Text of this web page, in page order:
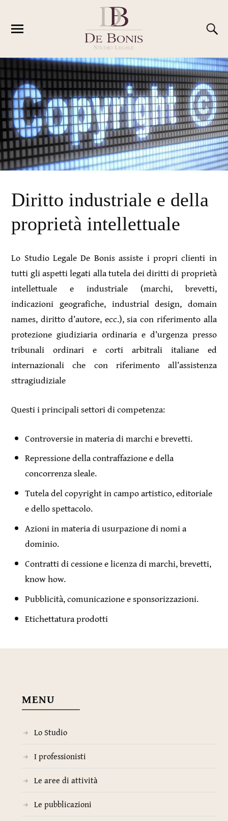
Diritto industriale e della
proprietà intellettuale
Lo Studio Legale De Bonis assiste i propri clienti in
tutti gli aspetti legati alla tutela dei diritti di proprietà
intellettuale e industriale (marchi, brevetti,
indicazioni geografiche, industrial design, domain
names, diritto d’autore, ecc.), sia con riferimento alla
protezione giudiziaria ordinaria e d’urgenza presso
tribunali ordinari e corti arbitrali italiane ed
internazionali che con riferimento all’assistenza
sttragiudiziale
Questi i principali settori di competenza:
Controversie in materia di marchi e brevetti.
Repressione della contraffazione e della
concorrenza sleale.
Tutela del copyright in campo artistico, editoriale
e dello spettacolo.
Azioni in materia di usurpazione di nomi a
dominio.
Contratti di cessione e licenza di marchi, brevetti,
know how.
Pubblicità, comunicazione e sponsorizzazioni.
Etichettatura prodotti
MENU
Lo Studio
I professionisti
Le aree di attività
Le pubblicazioni